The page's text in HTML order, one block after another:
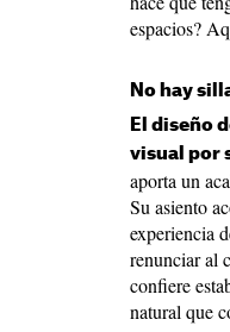
espacios?
No hay
El diseño
visual por
aporta un
Su asiento
experiencia
renunciar al
confiere
natural que